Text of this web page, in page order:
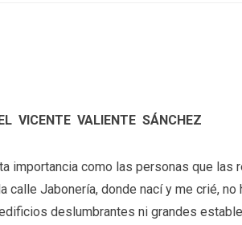
VICENTE VALIENTE SÁNCHEZ
importancia como las personas que las
calle Jabonería, donde nací y me crié, no
deslumbrantes ni grandes